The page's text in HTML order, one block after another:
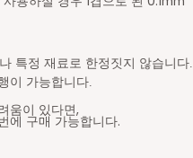
특정 재료로 한정짓지 않습니다.
이 가능합니다.
움이 있다면,
에 구매 가능합니다.